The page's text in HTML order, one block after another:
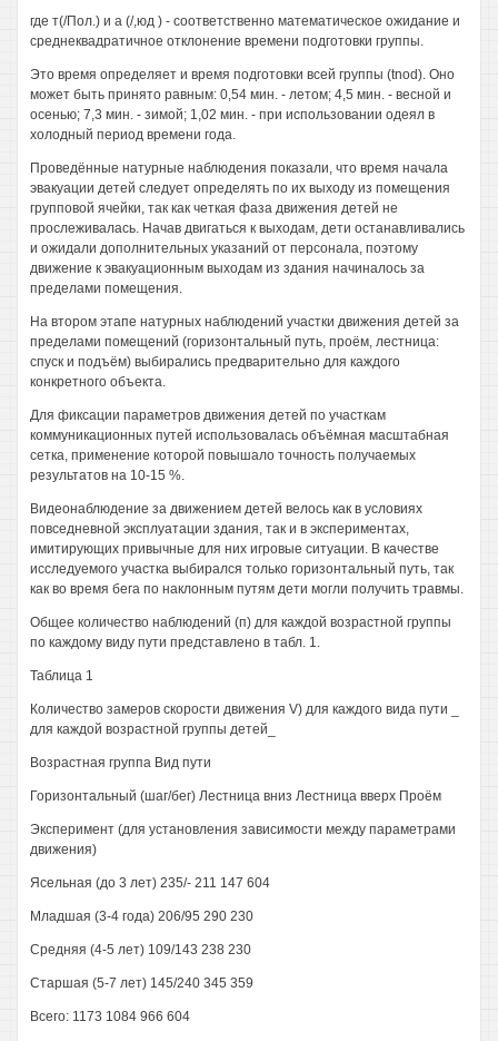
где т(/Пол.) и а (/,юд ) - соответственно математическое ожидание и
среднеквадратичное отклонение времени подготовки группы.
Это время определяет и время подготовки всей группы (tnod). Оно
может быть принято равным: 0,54 мин. - летом; 4,5 мин. - весной и
осенью; 7,3 мин. - зимой; 1,02 мин. - при использовании одеял в
холодный период времени года.
Проведённые натурные наблюдения показали, что время начала
эвакуации детей следует определять по их выходу из помещения
групповой ячейки, так как четкая фаза движения детей не
прослеживалась. Начав двигаться к выходам, дети останавливались
и ожидали дополнительных указаний от персонала, поэтому
движение к эвакуационным выходам из здания начиналось за
пределами помещения.
На втором этапе натурных наблюдений участки движения детей за
пределами помещений (горизонтальный путь, проём, лестница:
спуск и подъём) выбирались предварительно для каждого
конкретного объекта.
Для фиксации параметров движения детей по участкам
коммуникационных путей использовалась объёмная масштабная
сетка, применение которой повышало точность получаемых
результатов на 10-15 %.
Видеонаблюдение за движением детей велось как в условиях
повседневной эксплуатации здания, так и в экспериментах,
имитирующих привычные для них игровые ситуации. В качестве
исследуемого участка выбирался только горизонтальный путь, так
как во время бега по наклонным путям дети могли получить травмы.
Общее количество наблюдений (п) для каждой возрастной группы
по каждому виду пути представлено в табл. 1.
Таблица 1
Количество замеров скорости движения V) для каждого вида пути _
для каждой возрастной группы детей_
Возрастная группа Вид пути
Горизонтальный (шаг/бег) Лестница вниз Лестница вверх Проём
Эксперимент (для установления зависимости между параметрами
движения)
Ясельная (до 3 лет) 235/- 211 147 604
Младшая (3-4 года) 206/95 290 230
Средняя (4-5 лет) 109/143 238 230
Старшая (5-7 лет) 145/240 345 359
Всего: 1173 1084 966 604